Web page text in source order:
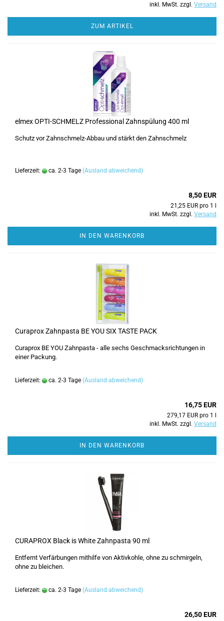
inkl. MwSt. zzgl. Versand
ZUM ARTIKEL
elmex OPTI-SCHMELZ Professional Zahnspülung 400 ml
Schutz vor Zahnschmelz-Abbau und stärkt den Zahnschmelz
Lieferzeit: ca. 2-3 Tage (Ausland abweichend)
8,50 EUR
21,25 EUR pro 1 l
inkl. MwSt. zzgl. Versand
IN DEN WARENKORB
Curaprox Zahnpasta BE YOU SIX TASTE PACK
Curaprox BE YOU Zahnpasta - alle sechs Geschmacksrichtungen in
einer Packung.
Lieferzeit: ca. 2-3 Tage (Ausland abweichend)
16,75 EUR
279,17 EUR pro 1 l
inkl. MwSt. zzgl. Versand
IN DEN WARENKORB
CURAPROX Black is White Zahnpasta 90 ml
Entfernt Verfärbungen mithilfe von Aktivkohle, ohne zu schmirgeln,
ohne zu bleichen.
Lieferzeit: ca. 2-3 Tage (Ausland abweichend)
26,50 EUR